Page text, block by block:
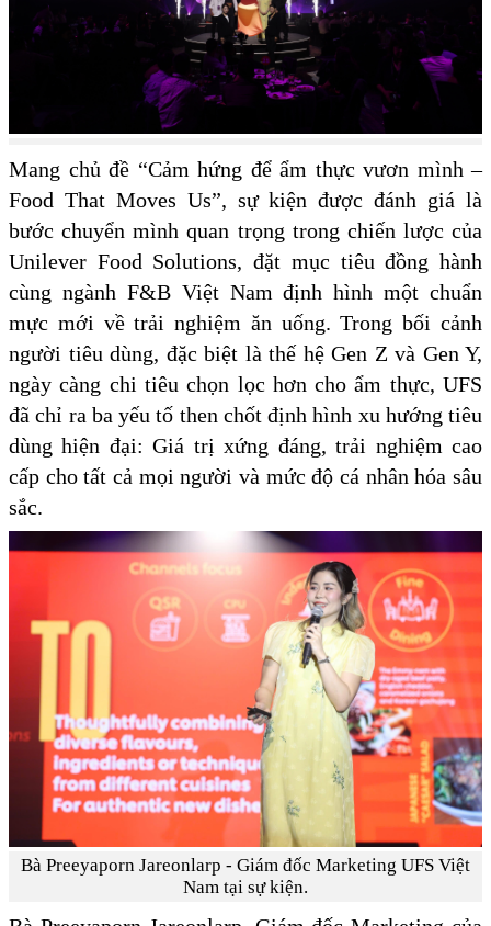
Mang chủ đề “Cảm hứng để ẩm thực vươn mình –
Food That Moves Us”, sự kiện được đánh giá là
bước chuyển mình quan trọng trong chiến lược của
Unilever Food Solutions, đặt mục tiêu đồng hành
cùng ngành F&B Việt Nam định hình một chuẩn
mực mới về trải nghiệm ăn uống. Trong bối cảnh
người tiêu dùng, đặc biệt là thế hệ Gen Z và Gen Y,
ngày càng chi tiêu chọn lọc hơn cho ẩm thực, UFS
đã chỉ ra ba yếu tố then chốt định hình xu hướng tiêu
dùng hiện đại: Giá trị xứng đáng, trải nghiệm cao
cấp cho tất cả mọi người và mức độ cá nhân hóa sâu
sắc.
Bà Preeyaporn Jareonlarp - Giám đốc Marketing UFS Việt
Nam tại sự kiện.